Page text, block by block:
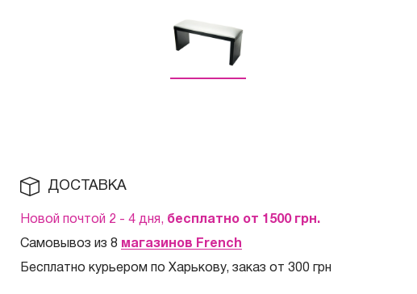
ДОСТАВКА
Новой почтой 2 - 4 дня, бесплатно от 1500 грн.
Самовывоз из 8 магазинов French
Бесплатно курьером по Харькову, заказ от 300 грн